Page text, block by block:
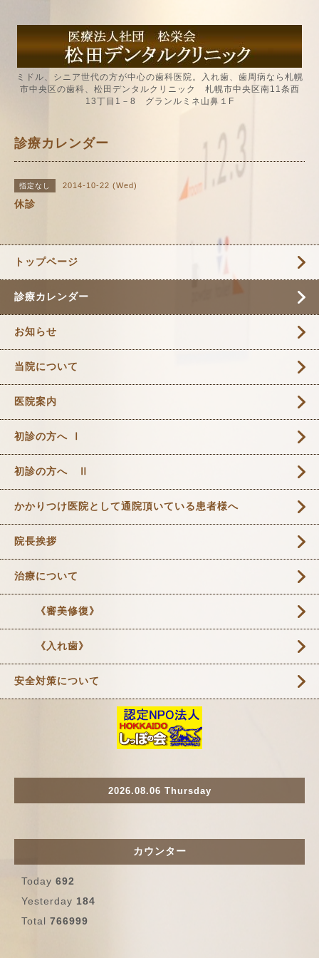
ミドル、シニア世代の方が中心の歯科医院。入れ歯、歯周病なら札幌
市中央区の歯科、松田デンタルクリニック 札幌市中央区南11条西
13丁目1－8 グランルミネ山鼻１F
診療カレンダー
指定なし 2014-10-22 (Wed)
休診
トップページ
診療カレンダー
お知らせ
当院について
医院案内
初診の方へ Ⅰ
初診の方へ Ⅱ
かかりつけ医院として通院頂いている患者様へ
院長挨拶
治療について
《審美修復》
《入れ歯》
安全対策について
2026.08.06 Thursday
カウンター
Today 692
Yesterday 184
Total 766999